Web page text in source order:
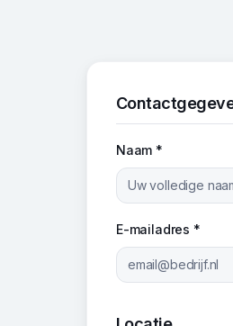
Naam *
E-mailadres *